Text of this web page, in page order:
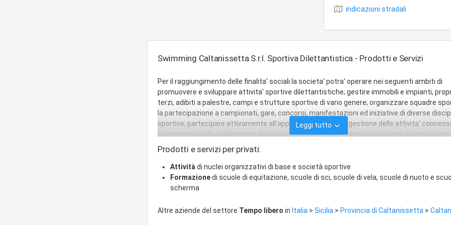
indicazioni stradali
Swimming Caltanissetta S.r.l. Sportiva Dilettantistica - Prodotti e Servizi
Per il raggiungimento delle finalita' sociali la societa' potra' operare nei seguenti ambiti di
promuovere e sviluppare attivita' sportive dilettantistiche; gestire immobili e impianti,
terzi, adibiti a palestre, campi e strutture sportive di vario genere; organizzare squadre
la partecipazione a campionati, gare, concorsi, manifestazioni ed iniziative di diverse
sportive; partecipare attivamente all'approntamento e alla gestione delle attivita'
promozione e allo svolgimento di gare, campionati, manifestazioni e incontri di natura
ricreativa e culturale; gestire e promuovere corsi di istruzione tecnico-Professionale,
perfezionamento e coordinamanto per l'avvio, l'aggiornamento e il perfezionamento nelle
sportive anche in collaborazione con gli enti locali, regionali e statali, pubblici e privati.
societa', mediante specifiche deliberazioni dell'assemblea, potra': - Allestire e gestire punti
ristoro, bar e attivita' similari collegati a propri impianti ed eventualmente anche in
Esercitare, in via meramente marginale e senza scopo di lucro, attivita' di natura
Leggi tutto
Prodotti e servizi per privati:
Attività di nuclei organizzativi di base e società sportive
Formazionedi scuole di equitazione, scuole di sci, scuole di vela, scuole di nuoto e
scherma
Altre aziende del settore Tempo libero in Italia > Sicilia > Provincia di Caltanissetta >